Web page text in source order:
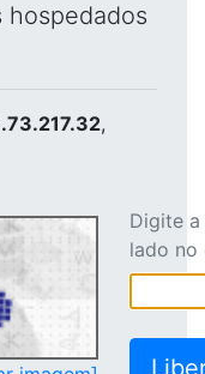
hospedados
,
Digite
lado no